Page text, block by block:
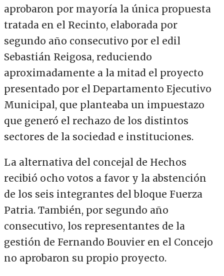
aprobaron por mayoría la única propuesta
tratada en el Recinto, elaborada por
segundo año consecutivo por el edil
Sebastián Reigosa, reduciendo
aproximadamente a la mitad el proyecto
presentado por el Departamento Ejecutivo
Municipal, que planteaba un impuestazo
que generó el rechazo de los distintos
sectores de la sociedad e instituciones.
La alternativa del concejal de Hechos
recibió ocho votos a favor y la abstención
de los seis integrantes del bloque Fuerza
Patria. También, por segundo año
consecutivo, los representantes de la
gestión de Fernando Bouvier en el Concejo
no aprobaron su propio proyecto.